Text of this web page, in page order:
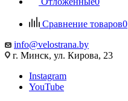
Сравнение товаров0
info@velostrana.by
г. Минск, ул. Кирова, 23
Instagram
YouTube